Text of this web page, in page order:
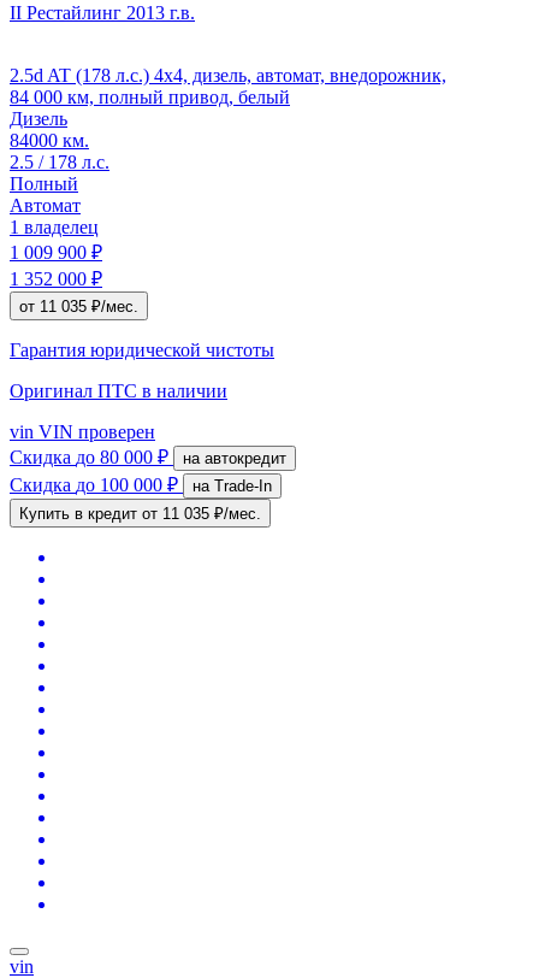
II Рестайлинг 2013 г.в.
2.5d AT (178 л.с.) 4x4, дизель, автомат, внедорожник,
84 000 км, полный привод, белый
Дизель
84000 км.
2.5 / 178 л.с.
Полный
Автомат
1 владелец
1 009 900 ₽
1 352 000 ₽
от 11 035 ₽/мес.
Гарантия юридической чистоты
Оригинал ПТС в наличии
vin VIN проверен
Скидка до 80 000 ₽ на автокредит
Скидка до 100 000 ₽
на Trade-In
Купить в кредит от 11 035 ₽/мес.
vin